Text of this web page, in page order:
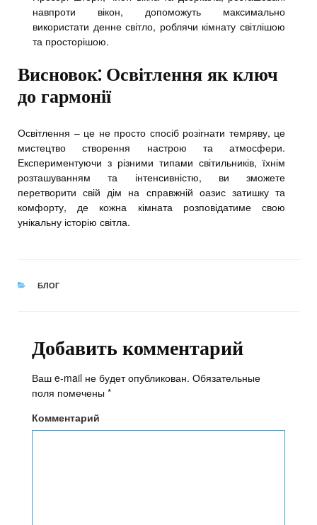
навпроти вікон, допоможуть максимально
використати денне світло, роблячи кімнату світлішою
та просторішою.
Висновок: Освітлення як ключ
до гармонії
Освітлення – це не просто спосіб розігнати темряву, це
мистецтво створення настрою та атмосфери.
Експериментуючи з різними типами світильників, їхнім
розташуванням та інтенсивністю, ви зможете
перетворити свій дім на справжній оазис затишку та
комфорту, де кожна кімната розповідатиме свою
унікальну історію світла.
CATEGORIES
БЛОГ
Добавить комментарий
Ваш e-mail не будет опубликован. Обязательные
поля помечены *
Комментарий